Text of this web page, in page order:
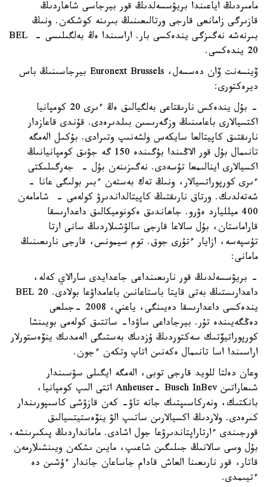
مامىردىڭ اياعىندا بريۋسسەلدىڭ قور بيرجاسى شاھاردىڭ
قازىرگى زامانعى قارجى ورتالىعىنىڭ بىرىنە كوشكەن. ونىڭ
بىرنەشە نەگىزگى يندەكسى بار. اراسىندا ەڭ بەلگىلىسى - BEL
20 يندەكسى.
ۆينسەنت ۆان دەسسەل، Euronext Brussels بيرجاسىنىڭ باس
ديرەكتورى:
- بۇل يندەكس نارىقتاعى بەلگيالىق ەڭ ءىرى 20 كومپانيا
اكتسيالارى باعامىنىڭ وزگەرىسىن بىلدىرەدى. قۇندى قاعازدار
نارىقتىق كاپيتالعا سايكەس ولشەنىپ وتىرادى. بۇكىل الەمگە
تانىمال بۇل قور الاڭىندا بۇگىندە 150 گە جۋىق كومپانيانىڭ
اكسيالارى اينالىمعا تۇسەدى. نەگىزىنەن بۇل - جەرگىلىكتى
ءىرى كورپوراتسيالار، ونىڭ تەك بەستەن ءبىر بولىگى عانا -
شەتەلدىك. ورتاق نارىقتىڭ كاپيتالداندىرۋ كولەمى - شامامەن
400 ميلليارد ەۋرو. جاھاندىق ەكونوميكالىق داعدارىسقا
قاراماستان، بۇل سالاعا قارجى سالۋشىلاردىڭ سانى ارتا
تۇسپەسە، ازايار ءتۇرى جوق. توم سيمونس، قارجى نارىعىنىڭ
مامانى:
- بريۋسسەلدىڭ قور نارىعىنداعى جاعدايدى سارالاي كەلە،
داعدارىستىڭ بەتى قايتا باستاعانىن باعامداۋعا بولادى. BEL 20
يندەكسى داعدارىسقا دەيىنگى، ياعني، 2008 -جىلعى
دەڭگەيىندە تۇر. بيرجاداعى ساۋدا- ساتتىق كولەمى بويىنشا
كورپوراتيۆتىك سەكتوردىڭ ۇزدىك بەستىگى الەمدىك ينۆەستورلار
اراسىندا اسا تانىمال ەكەنىن اتاپ وتكەن ءجون.
وعان دەلتا للويد قارجى توبى، الەمگە ايگىلى سۋسىندار
شىعاراتىن Anheuser- Busch InBev اتتى الىپ كومپانيا،
بانكتىك، ونەركاسىپتىك جانە تاۋ- كەن قازۋشى كاسىپورىندار
كىرەدى. ولاردىڭ اكسيالارىن ساتىپ الۋ ينۆەستيتسيالىق
قورجىندى ءارتاراپتاندىرۋعا جول اشادى. مامانداردىڭ پىكىرىنشە،
بۇل وسى سالانىڭ جىلىگىن شاعىپ، مايىن ىشكەن ويىنشىلارمەن
قاتار، قور نارىعىنا العاش قادام جاساعان جاندار ءۇشىن دە
ءتيىمدى.